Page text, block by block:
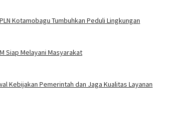
Kotamobagu Tumbuhkan Peduli Lingkungan
Siap Melayani Masyarakat
Kebijakan Pemerintah dan Jaga Kualitas Layanan